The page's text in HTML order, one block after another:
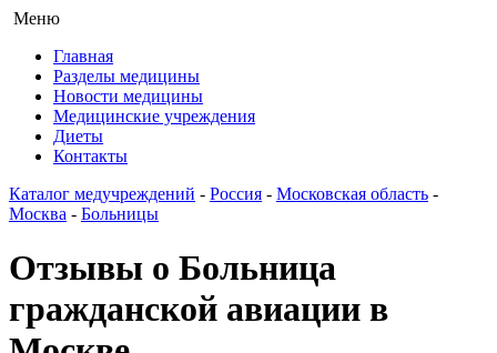
Меню
Главная
Разделы медицины
Новости медицины
Медицинские учреждения
Диеты
Контакты
Каталог медучреждений - Россия - Московская область -
Москва - Больницы
Отзывы о Больница
гражданской авиации в